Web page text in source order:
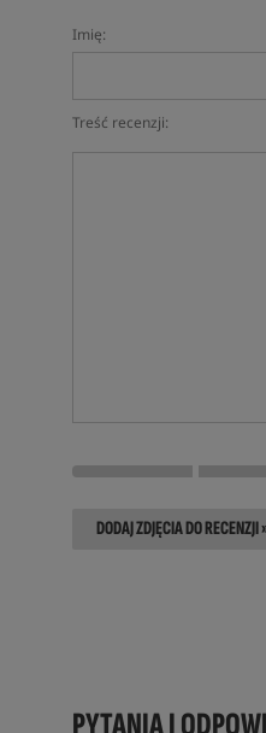
Imię:
Treść recenzji:
DODAJ ZDJĘCIA DO RECENZJI